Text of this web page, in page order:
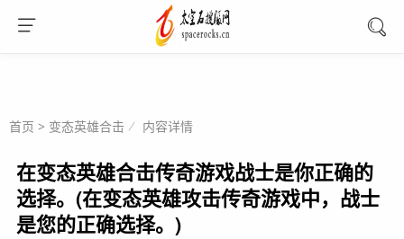
首页 > 变态英雄合击 内容详情
在变态英雄合击传奇游戏战士是你正确的
选择。(在变态英雄攻击传奇游戏中，战士
是您的正确选择。)